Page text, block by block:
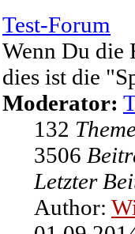
Test-Forum
Wenn Du die
dies ist die
Moderator:
132
3506
Letzter
Author: